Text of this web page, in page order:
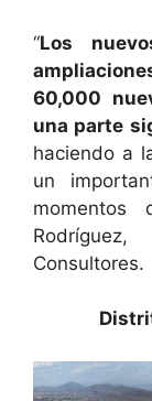
“Los
60,000
una parte
haciendo a
un
momentos
Consultores.